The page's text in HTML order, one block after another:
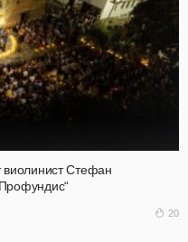
виолинист Стефан
20